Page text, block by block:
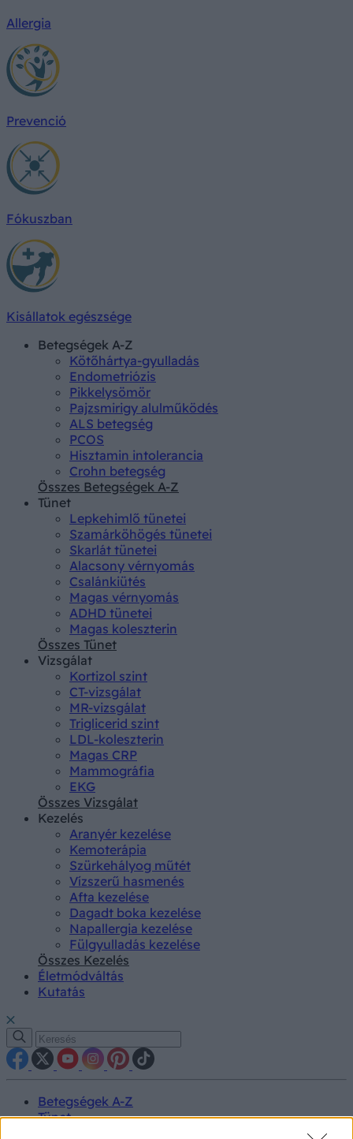
Allergia
Prevenció
Fókuszban
Kisállatok egészsége
Betegségek A-Z
Kötőhártya-gyulladás
Endometriózis
Pikkelysömör
Pajzsmirigy alulműködés
ALS betegség
PCOS
Hisztamin intolerancia
Crohn betegség
Összes Betegségek A-Z
Tünet
Lepkehimlő tünetei
Szamárköhögés tünetei
Skarlát tünetei
Alacsony vérnyomás
Csalánkiütés
Magas vérnyomás
ADHD tünetei
Magas koleszterin
Összes Tünet
Vizsgálat
Kortizol szint
CT-vizsgálat
MR-vizsgálat
Triglicerid szint
LDL-koleszterin
Magas CRP
Mammográfia
EKG
Összes Vizsgálat
Kezelés
Aranyér kezelése
Kemoterápia
Szürkehályog műtét
Vízszerű hasmenés
Afta kezelése
Dagadt boka kezelése
Napallergia kezelése
Fülgyulladás kezelése
Összes Kezelés
Életmódváltás
Kutatás
Betegségek A-Z
Tünet